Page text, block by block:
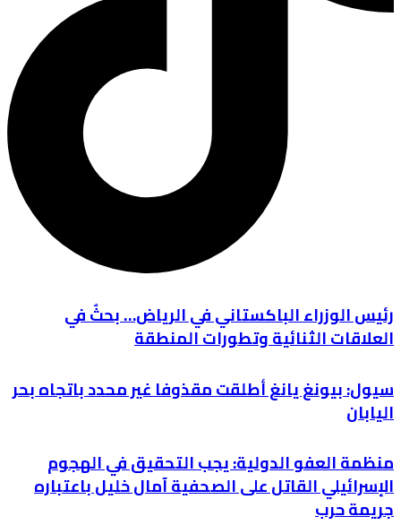
رئيس الوزراء الباكستاني في الرياض… بحثٌ في
العلاقات الثنائية وتطورات المنطقة
سيول: بيونغ يانغ أطلقت مقذوفا غير محدد باتجاه بحر
اليابان
منظمة العفو الدولية: يجب التحقيق في الهجوم
الإسرائيلي القاتل على الصحفية آمال خليل باعتباره
جريمة حرب